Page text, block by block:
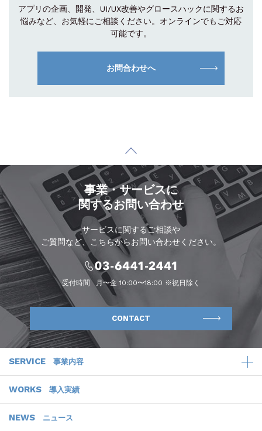
アプリの企画、開発、UI/UX改善やグロースハックに関するお
悩みなど、お気軽にご相談 ください。オンラインでもご対応
可能です。
お問合わせへ
事業・サービスに
関するお問い合わせ
サービスに関するご相談や
ご質問など、こちらからお問い合わせください。
受付時間 月〜金 10:00〜18:00 ※祝日除く
CONTACT
SERVICE 事業内容
WORKS 導入実績
NEWS ニュース